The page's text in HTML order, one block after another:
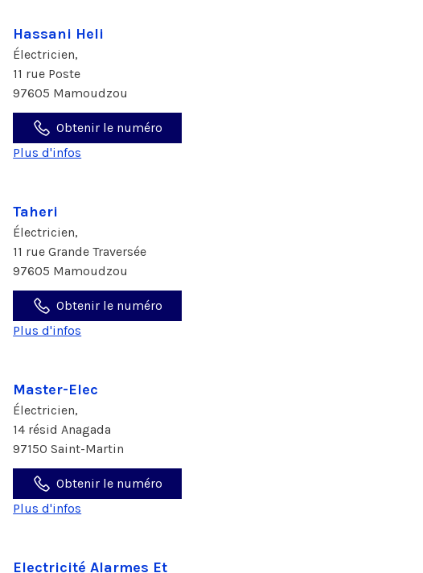
Hassani Heli
Électricien,
11 rue Poste
97605 Mamoudzou
Obtenir le numéro
Plus d'infos
Taheri
Électricien,
11 rue Grande Traversée
97605 Mamoudzou
Obtenir le numéro
Plus d'infos
Master-Elec
Électricien,
14 résid Anagada
97150 Saint-Martin
Obtenir le numéro
Plus d'infos
Electricité Alarmes Et